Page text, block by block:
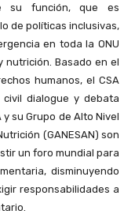
su función, que es
de políticas inclusivas,
en toda la ONU
nutrición. Basado en el
humanos, el CSA
dialogue y debata
su Grupo de Alto Nivel
(GANESAN) son
un foro mundial para
disminuyendo
responsabilidades a